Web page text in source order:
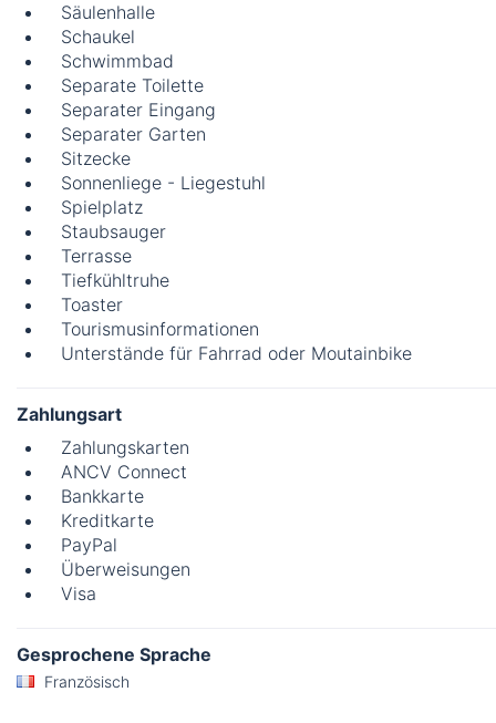
Säulenhalle
Schaukel
Schwimmbad
Separate Toilette
Separater Eingang
Separater Garten
Sitzecke
Sonnenliege - Liegestuhl
Spielplatz
Staubsauger
Terrasse
Tiefkühltruhe
Toaster
Tourismusinformationen
Unterstände für Fahrrad oder Moutainbike
Zahlungsart
Zahlungskarten
ANCV Connect
Bankkarte
Kreditkarte
PayPal
Überweisungen
Visa
Gesprochene Sprache
Französisch